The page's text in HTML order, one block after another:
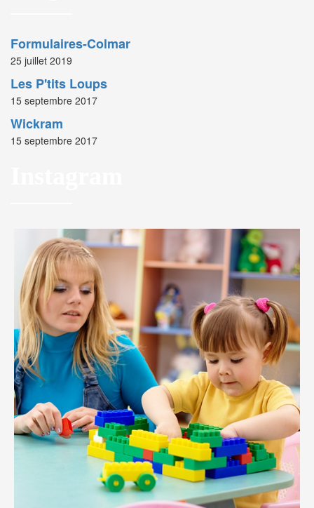
Formulaires-Colmar
25 juillet 2019
Les P'tits Loups
15 septembre 2017
Wickram
15 septembre 2017